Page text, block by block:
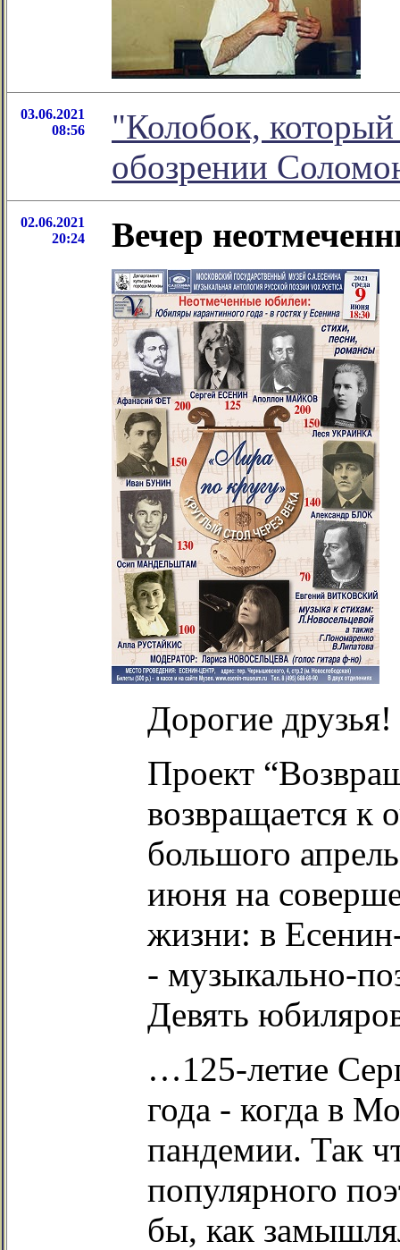
03.06.2021
08:56
"Колобок,
обозрении
02.06.2021
20:24
Вечер
Дорогие друзья!
Проект
возвращается к
большого
июня на
жизни: в
- музыкально-
Девять
…125-летие
года - когда в
пандемии. Так
популярного
бы, как